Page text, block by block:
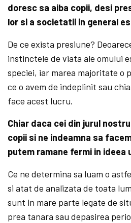
doresc sa aiba copii, desi
lor si a societatii in general
De ce exista presiune?
instinctele de viata ale omului
speciei, iar marea majoritate o
ce o avem de indeplinit sau
face acest lucru.
Chiar daca cei din jurul
copii si ne indeamna sa
putem ramane fermi in ideea
Ce ne determina sa luam o
si atat de analizata de toata
sunt in mare parte legate de
prea tanara sau depasirea